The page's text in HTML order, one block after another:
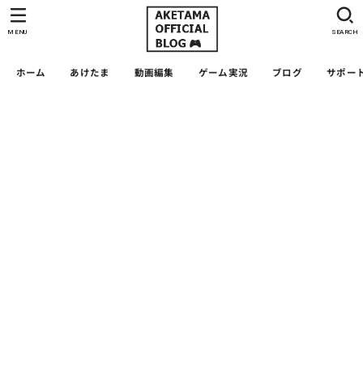
ホーム あけたま 動画編集 ゲーム実況 ブログ サポー
SEARCH
MENU